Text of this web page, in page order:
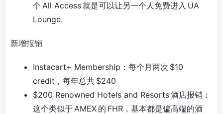
个 All Access 就是可以让另一个人免费进入 UA
Lounge.
新增报销
Instacart+ Membership：每个月两次 $10
credit，每年总共 $240
$200 Renowned Hotels and Resorts 酒店报销：
这个类似于 AMEX 的 FHR，基本都是偏高端的酒